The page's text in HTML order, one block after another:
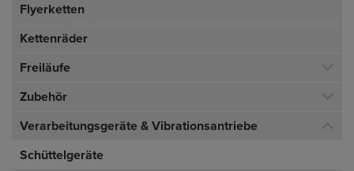
Flyerketten
Kettenräder
Freiläufe
Zubehör
Verarbeitungsgeräte & Vibrationsantriebe
Schüttelgeräte